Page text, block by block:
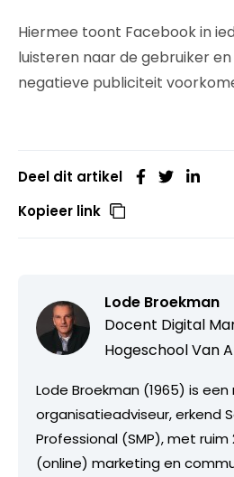
Hiermee toont Facebook in
luisteren naar de gebruiker
negatieve publiciteit
Deel dit artikel
Kopieer link
Lode Broekman
Docent Digital
Hogeschool Van
Lode Broekman (1965) is
organisatieadviseur, erkend
Professional (SMP), met ruim
(online) marketing en